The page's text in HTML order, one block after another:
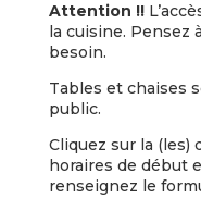
Attention !!
la cuisine. Pensez
besoin.
Tables et chaises
public.
Cliquez sur la (les)
horaires de début
renseignez le